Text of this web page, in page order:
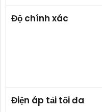
Độ chính xác
Điện áp tải tối đa